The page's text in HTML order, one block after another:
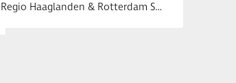
Opticien / Contactlensspecialist | Regio Haaglanden & Rotterdam Saludos uit …